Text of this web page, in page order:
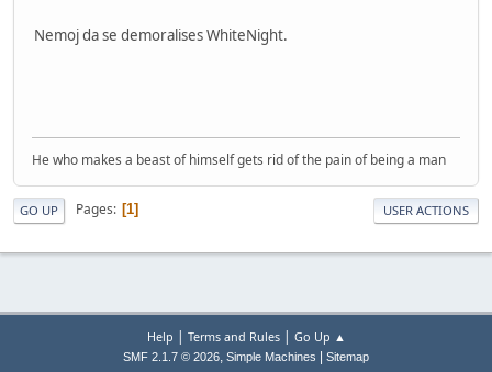
Nemoj da se demoralises WhiteNight.
He who makes a beast of himself gets rid of the pain of being a man
GO UP Pages 1 USER ACTIONS
Help | Terms and Rules| Go Up ▲
SMF 2.1.7 © 2026, Simple Machines Sitemap